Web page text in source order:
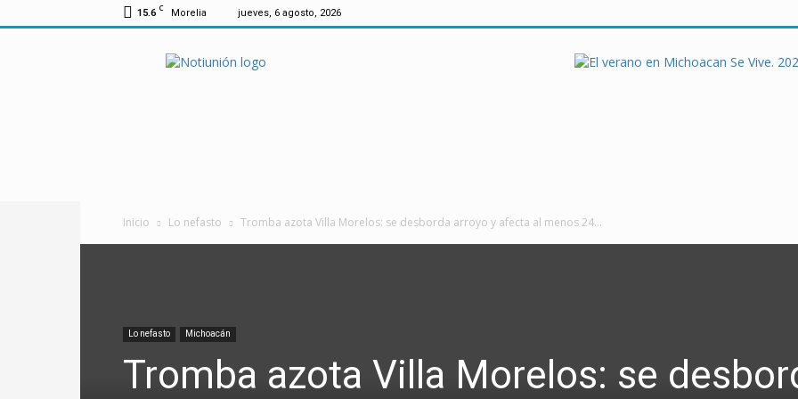
15.6 C Morelia jueves, 6 agosto, 2026
Inicio Lo nefasto Tromba azota Villa Morelos: se desborda arroyo y afecta al menos 24...
Lo nefasto Michoacán
Tromba azota Villa Morelos: se